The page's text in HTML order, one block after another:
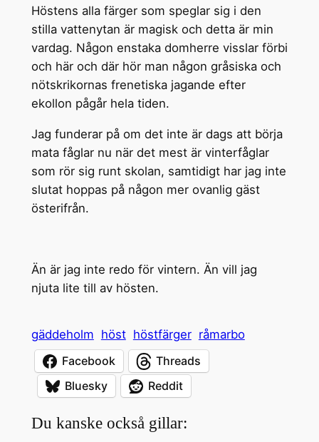
Höstens alla färger som speglar sig i den
stilla vattenytan är magisk och detta är min
vardag. Någon enstaka domherre visslar förbi
och här och där hör man någon gråsiska och
nötskrikornas frenetiska jagande efter
ekollon pågår hela tiden.
Jag funderar på om det inte är dags att börja
mata fåglar nu när det mest är vinterfåglar
som rör sig runt skolan, samtidigt har jag inte
slutat hoppas på någon mer ovanlig gäst
österifrån.
Än är jag inte redo för vintern. Än vill jag
njuta lite till av hösten.
gäddeholm höst höstfärger råmarbo
Facebook
Threads
Bluesky
Reddit
Du kanske också gillar: